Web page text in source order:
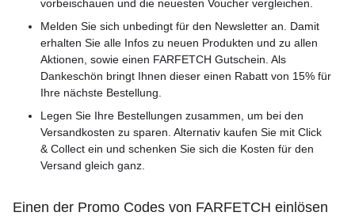
vorbeischauen und die neuesten Voucher vergleichen.
Melden Sie sich unbedingt für den Newsletter an. Damit
erhalten Sie alle Infos zu neuen Produkten und zu allen
Aktionen, sowie einen FARFETCH Gutschein. Als
Dankeschön bringt Ihnen dieser einen Rabatt von 15% für
Ihre nächste Bestellung.
Legen Sie Ihre Bestellungen zusammen, um bei den
Versandkosten zu sparen. Alternativ kaufen Sie mit Click
& Collect ein und schenken Sie sich die Kosten für den
Versand gleich ganz.
Einen der Promo Codes von FARFETCH einlösen